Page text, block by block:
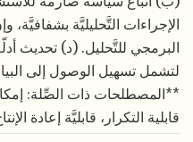
الإجراءات التَّحليليَّة
البرمجي للتَّحليل. (د) تحديث
لتشمل تسهيل الوصول إلى
**المصطلحات ذات الصِّلة:
قابلية التكرار، قابليَّة إعادة